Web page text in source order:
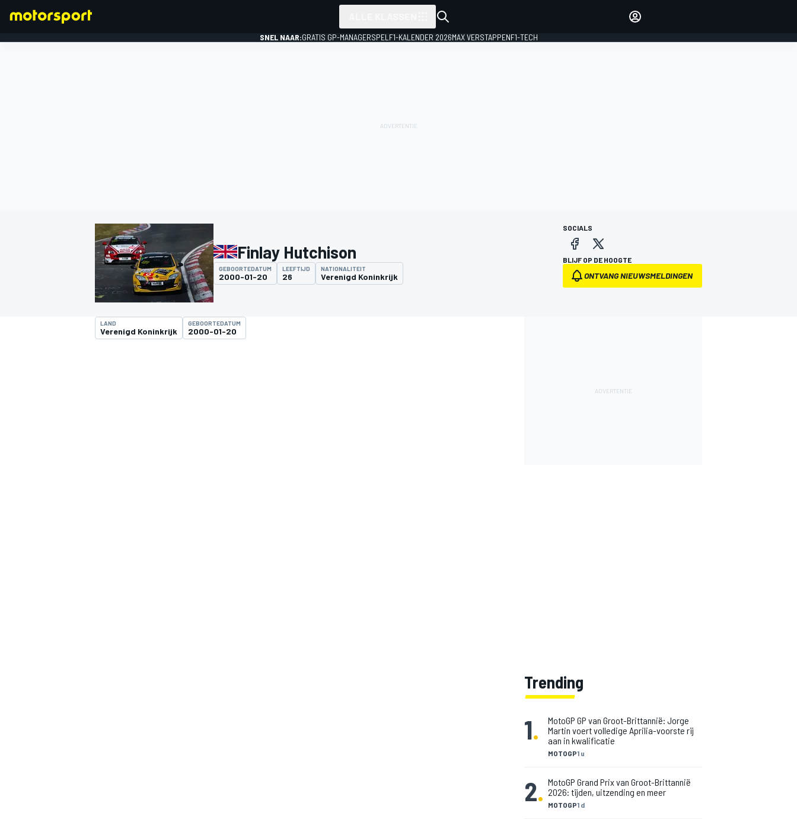
SNEL NAAR:GRATIS GP-MANAGERSPEL F1-KALENDER 2026MAX VERSTAPPENF1-TECH
Finlay Hutchison
GEBOORTEDATUM
2000-01-20
LEEFTIJD
26
NATIONALITEIT
Verenigd Koninkrijk
SOCIALS
BLIJF OP DE HOOGTE
ONTVANG NIEUWSMELDINGEN
LAND
Verenigd Koninkrijk
GEBOORTEDATUM
2000-01-20
Trending
1.
MOTOGP1 u
MotoGP GP van Groot-Brittannië: Jorge
Martin voert volledige Aprilia-voorste rij
aan in kwalificatie
2. MOTOGP1 d
MotoGP Grand Prix van Groot-Brittannië
2026: tijden, uitzending en meer